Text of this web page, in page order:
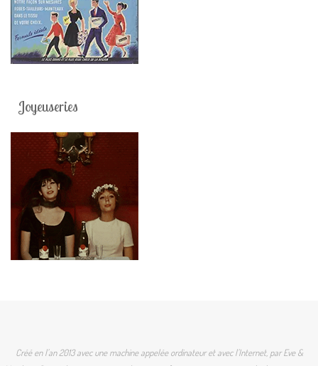
Joyeuseries
Créé en l'an 2013 avec une machine appelée ordinateur et avec l'Internet, par Eve &